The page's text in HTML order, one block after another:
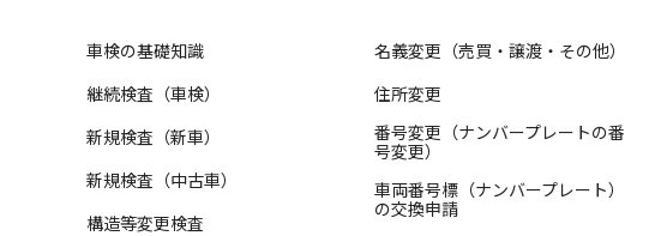
車検の基礎知識
継続検査（車検）
新規検査（新車）
新規検査（中古車）
構造等変更検査
名義変更（売買・譲渡・その他）
住所変更
番号変更（ナンバープレートの番
号変更）
車両番号標（ナンバープレート）
の交換申請